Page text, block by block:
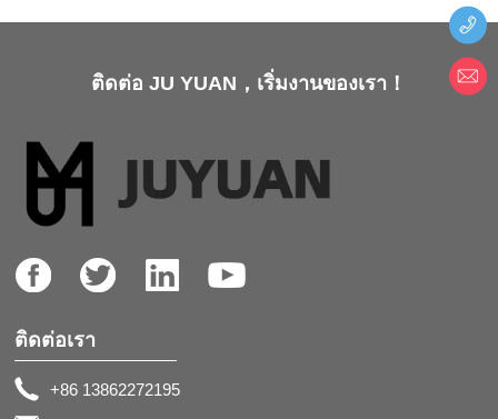
ติดต่อ JU YUAN，เริ่มงานของเรา！
ติดต่อเรา
+86 13862272195